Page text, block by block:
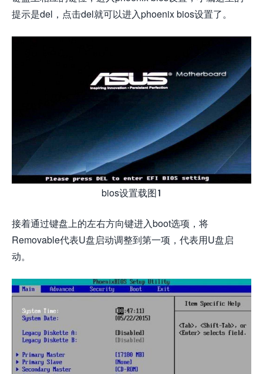
提示是del，点击del就可以进入phoenix bios设置了。
bios设置载图1
接着通过键盘上的左右方向键进入boot选项，将
Removable代表U盘启动调整到第一项，代表用U盘启
动。